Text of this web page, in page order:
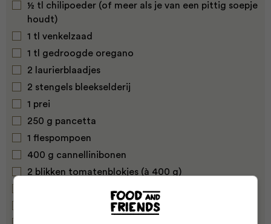
½ tl chilipoeder (of meer als je van een pittig soepje
houdt)
1 tl venkelzaad
1 tl gedroogde oregano
2 laurierblaadjes
2 stengels bleekselderij
1 prei
250 g pancetta
1 flespompoen
400 g cannellinibonen
2 blikken tomatenblokjes (à 400 g)